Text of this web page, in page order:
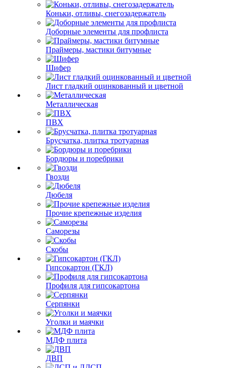
Коньки, отливы, снегозадержатель
Доборные элементы для профлиста
Праймеры, мастики битумные
Шифер
Лист гладкий оцинкованный и цветной
Металлическая
ПВХ
Брусчатка, плитка тротуарная
Бордюры и поребрики
Гвозди
Дюбеля
Прочие крепежные изделия
Саморезы
Скобы
Гипсокартон (ГКЛ)
Профиля для гипсокартона
Серпянки
Уголки и маячки
МДФ плита
ДВП